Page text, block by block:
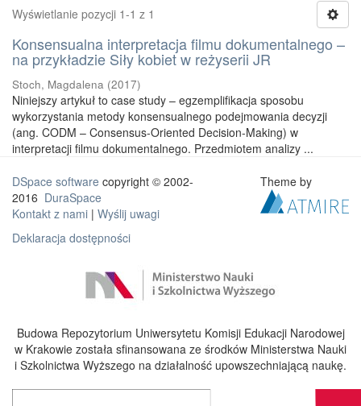
Wyświetlanie pozycji 1-1 z 1
Konsensualna interpretacja filmu dokumentalnego –
na przykładzie Siły kobiet w reżyserii JR
Stoch, Magdalena (2017)
Niniejszy artykuł to case study – egzemplifikacja sposobu
wykorzystania metody konsensualnego podejmowania decyzji
(ang. CODM – Consensus-Oriented Decision-Making) w
interpretacji filmu dokumentalnego. Przedmiotem analizy ...
DSpace software copyright © 2002-
2016 DuraSpace
Kontakt z nami | Wyślij uwagi
Deklaracja dostępności
Theme by
Budowa Repozytorium Uniwersytetu Komisji Edukacji Narodowej
w Krakowie została sfinansowana ze środków Ministerstwa Nauki
i Szkolnictwa Wyższego na działalność upowszechniającą naukę.